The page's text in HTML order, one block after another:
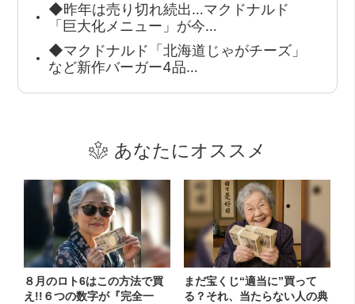
◆昨年は売り切れ続出…マクドナルド
「巨大化メニュー」が今…
◆マクドナルド「北海道じゃがチーズ」
など新作バーガー4品…
あなたにオススメ
８月のロト6はこの方法で買
え!!６つの数字が『完全一
まだ宝くじ“適当に”買って
る？それ、当たらない人の典